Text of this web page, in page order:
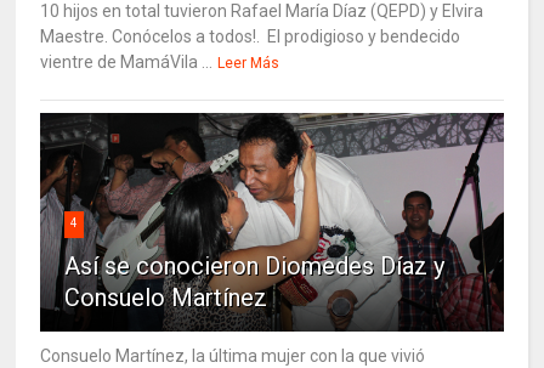
10 hijos en total tuvieron Rafael María Díaz (QEPD) y Elvira
Maestre. Conócelos a todos!. El prodigioso y bendecido
vientre de MamáVila ... Leer Más
4
Así se conocieron Diomedes Díaz y
Consuelo Martínez
Consuelo Martínez, la última mujer con la que vivió